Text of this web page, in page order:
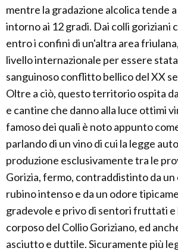
mentre la gradazione alcolica tende
intorno ai 12 gradi. Dai colli goriziani
entro i confini di un'altra area
livello internazionale per essere
sanguinoso conflitto bellico del XX
Oltre a ciò, questo territorio ospita
e cantine che danno alla luce ottimi
famoso dei quali è noto appunto
parlando di un vino di cui la legge
produzione esclusivamente tra le
Gorizia, fermo, contraddistinto da un
rubino intenso e da un odore
gradevole e privo di sentori fruttati e
corposo del Collio Goriziano, ed
asciutto e duttile. Sicuramente più